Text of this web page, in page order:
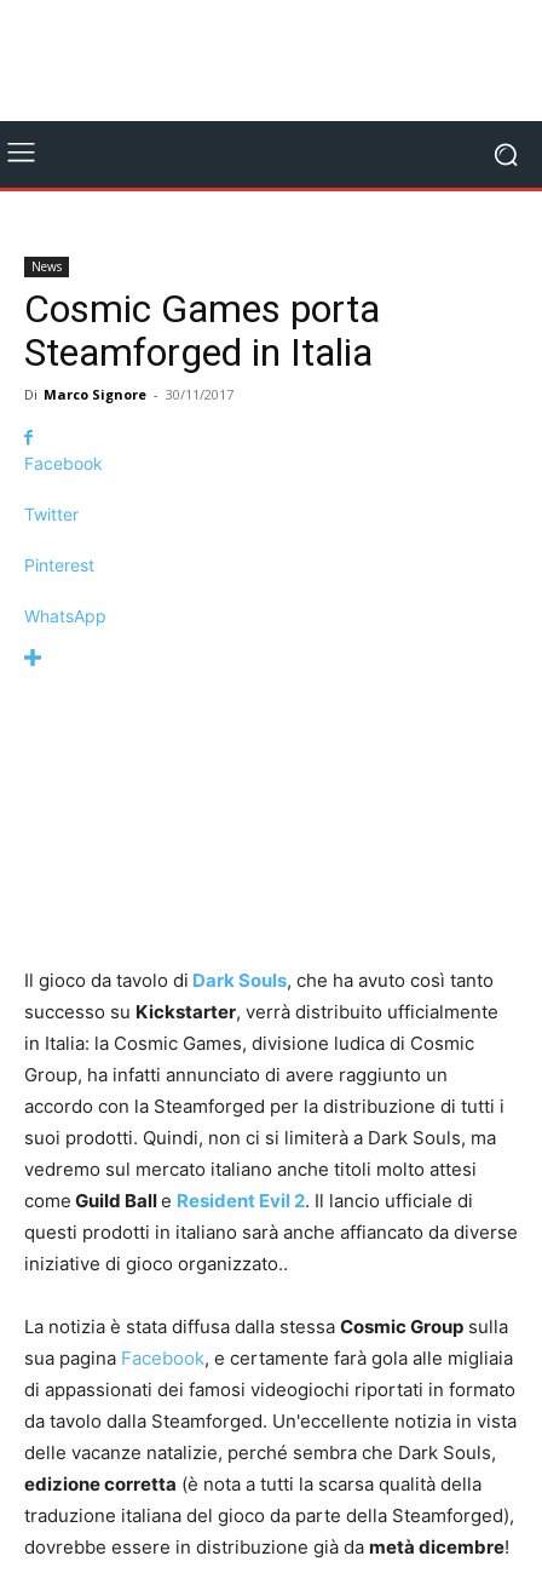
News
Cosmic Games porta
Steamforged in Italia
Di Marco Signore - 30/11/2017
Facebook
Twitter
Pinterest
WhatsApp
Il gioco da tavolo di Dark Souls, che ha avuto così tanto
successo su Kickstarter, verrà distribuito ufficialmente
in Italia: la Cosmic Games, divisione ludica di Cosmic
Group, ha infatti annunciato di avere raggiunto un
accordo con la Steamforged per la distribuzione di tutti i
suoi prodotti. Quindi, non ci si limiterà a Dark Souls, ma
vedremo sul mercato italiano anche titoli molto attesi
come Guild Balle Resident Evil 2. Il lancio ufficiale di
questi prodotti in italiano sarà anche affiancato da diverse
iniziative di gioco organizzato..
La notizia è stata diffusa dalla stessa Cosmic Group sulla
sua pagina Facebook, e certamente farà gola alle migliaia
di appassionati dei famosi videogiochi riportati in formato
da tavolo dalla Steamforged. Un'eccellente notizia in vista
delle vacanze natalizie, perché sembra che Dark Souls,
edizione corretta (è nota a tutti la scarsa qualità della
traduzione italiana del gioco da parte della Steamforged),
dovrebbe essere in distribuzione già da metà dicembre!